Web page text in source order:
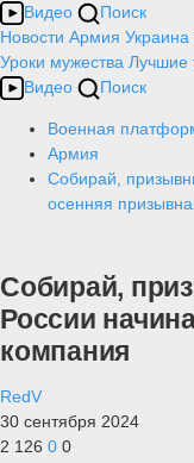
Видео
Поиск
Новости Армия Украина
Уроки мужества Лучшие
Видео
Поиск
Военная
Армия
Собирай,
осенняя
Собирай,
России
компания
RedV
30 сентября 2024
2 126 0 0